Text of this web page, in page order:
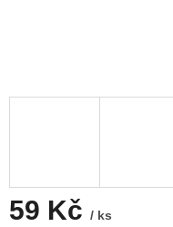
59 Kč / ks